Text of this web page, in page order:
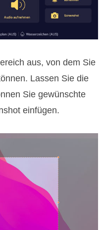
aus, von dem Sie
Lassen Sie die
Sie gewünschte
einfügen.